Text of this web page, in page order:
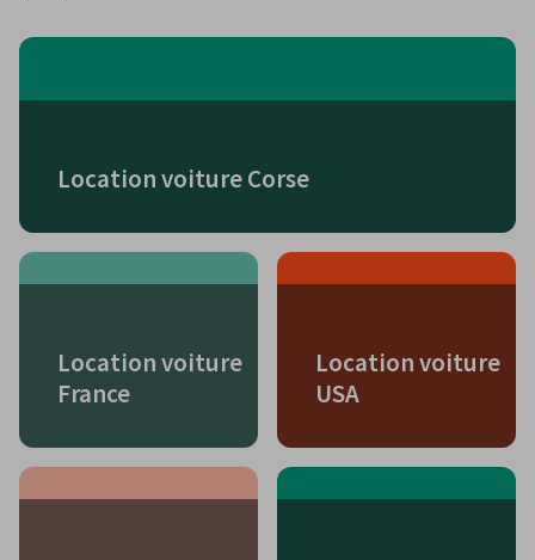
Location voiture Corse
Location voiture
France
Location voiture
USA